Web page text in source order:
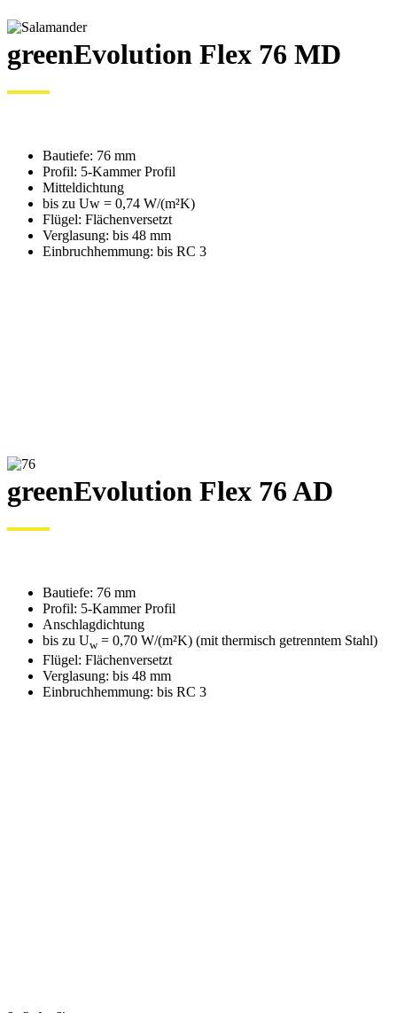
greenEvolution Flex 76 MD
Bautiefe: 76 mm
Profil: 5-Kammer Profil
Mitteldichtung
bis zu Uw = 0,74 W/(m²K)
Flügel: Flächenversetzt
Verglasung: bis 48 mm
Einbruchhemmung: bis RC 3
greenEvolution Flex 76 AD
Bautiefe: 76 mm
Profil: 5-Kammer Profil
Anschlagdichtung
bis zu Uw= 0,70 W/(m²K) (mit thermisch getrenntem Stahl)
Flügel: Flächenversetzt
Verglasung: bis 48 mm
Einbruchhemmung: bis RC 3